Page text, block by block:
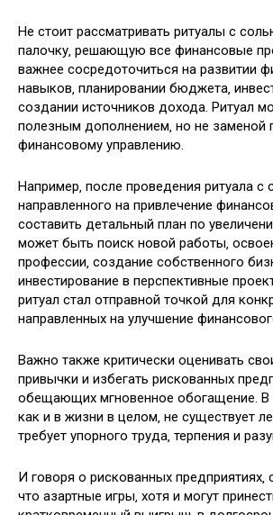
Не стоит рассматривать ритуалы с
палочку‚ решающую все финансовые
важнее сосредоточиться на развитии
навыков‚ планировании бюджета‚
создании источников дохода. Ритуал
полезным дополнением‚ но не заменой
финансовому управлению.
Например‚ после проведения ритуала с
направленного на привлечение
составить детальный план по
может быть поиск новой работы‚
профессии‚ создание собственного
инвестирование в перспективные
ритуал стал отправной точкой для
направленных на улучшение
Важно также критически оценивать
привычки и избегать рискованных
обещающих мгновенное обогащение. В
как и в жизни в целом‚ не существует
требует упорного труда‚ терпения и
И говоря о рискованных предприятиях‚
что азартные игры‚ хотя и могут